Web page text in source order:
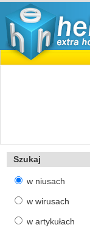
Szukaj
w niusach
w wirusach
w artykułach